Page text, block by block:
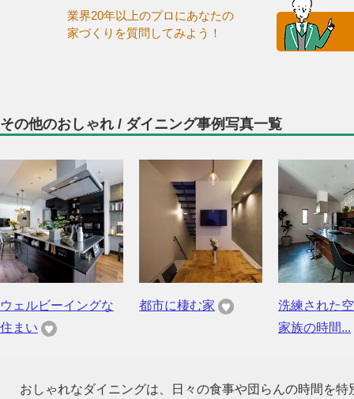
業界20年以上のプロにあなたの
家づくりを質問してみよう！
その他のおしゃれ / ダイニング事例写真一覧
ウェルビーイングな
住まい
都市に棲む家
洗練された
家族の時間...
おしゃれなダイニングは、日々の食事や団らんの時間を